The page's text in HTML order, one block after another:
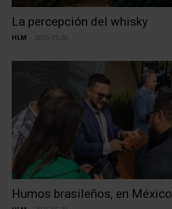
La percepción del whisky
HLM 2026-05-20
Humos brasileños, en México